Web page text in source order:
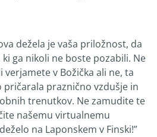
dežela je vaša priložnost, da
ga nikoli ne boste pozabili. Ne
verjamete v Božička ali ne, ta
praznično vzdušje in
trenutkov. Ne zamudite te
našemu virtualnemu
na Laponskem v Finski!”